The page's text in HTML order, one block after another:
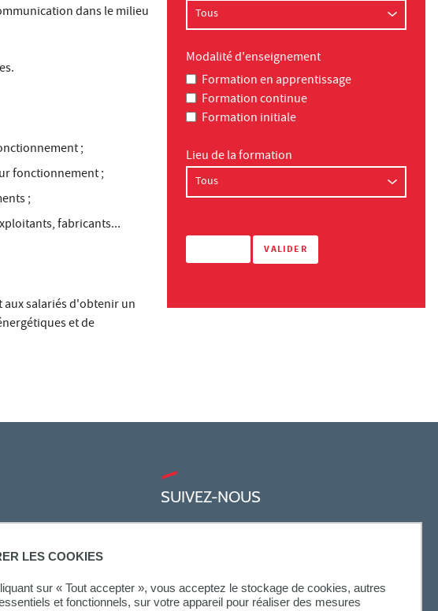
LES COOKIES
sur « Tout accepter », vous acceptez le stockage de cookies, autres
et fonctionnels, sur votre appareil pour réaliser des mesures
dans le milieu
;
fonctionnement ;
;
fabricants...
aux salariés d'obtenir un
et de
Modalité d'enseignement
Formation en apprentissage
Formation continue
Formation initiale
Lieu de la formation
en ligne
SUIVEZ-NOUS